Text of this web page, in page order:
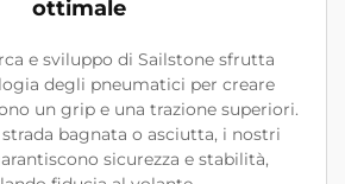
ottimale
e sviluppo di Sailstone sfrutta
degli pneumatici per creare
un grip e una trazione superiori.
bagnata o asciutta, i nostri
sicurezza e stabilità,